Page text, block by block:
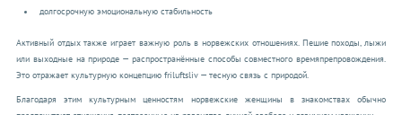
долгосрочную эмоциональную стабильность
Активный отдых также играет важную роль в норвежских отношениях. Пешие походы, лыжи
или выходные на природе — распространённые способы совместного времяпрепровождения.
Это отражает культурную концепцию friluftsliv — тесную связь с природой.
Благодаря этим культурным ценностям норвежские женщины в знакомствах обычно